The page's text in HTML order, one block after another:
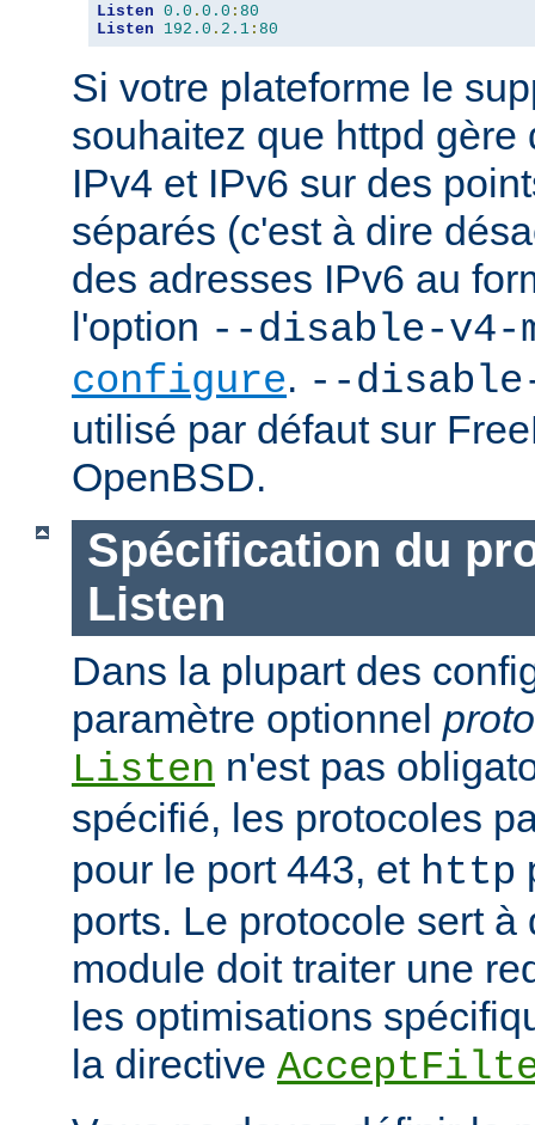
Listen 0.0 . 0.0 : 80
Listen
192.0 . 2.1 : 80
Si votre plateforme le
souhaitez que httpd gère
IPv4 et IPv6 sur des
séparés (c'est à dire
des adresses IPv6 au
l'option --disable-v4-
configure. --disable-
utilisé par défaut sur
OpenBSD.
Spécification du
Listen
Dans la plupart des
paramètre optionnel
Listen n'est pas
spécifié, les protocoles
pour le port 443, et http
ports. Le protocole sert à
module doit traiter une
les optimisations
la directive